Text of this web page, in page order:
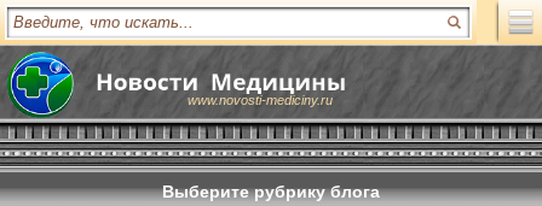
www.novosti-mediciny.ru
Выберите рубрику блога